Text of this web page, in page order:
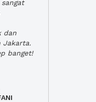
sangat
dan
Jakarta.
banget!